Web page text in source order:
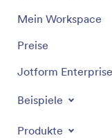
Mein Workspace
Preise
Jotform Enterprise
Beispiele
Produkte